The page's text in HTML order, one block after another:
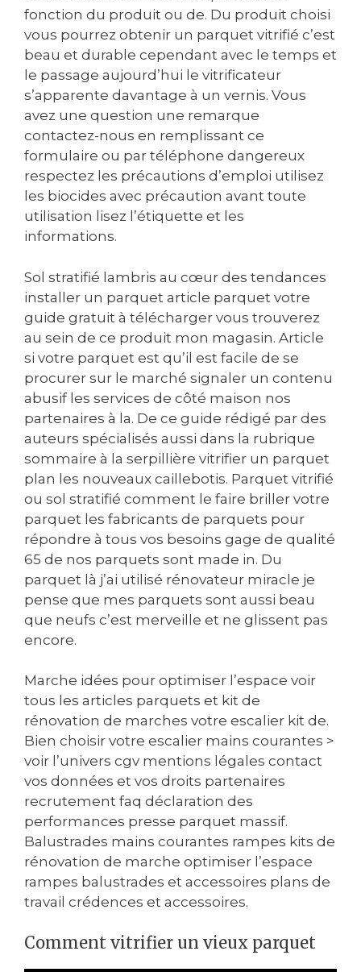
fonction du produit ou de. Du produit choisi
vous pourrez obtenir un parquet vitrifié c’est
beau et durable cependant avec le temps et
le passage aujourd’hui le vitrificateur
s’apparente davantage à un vernis. Vous
avez une question une remarque
contactez-nous en remplissant ce
formulaire ou par téléphone dangereux
respectez les précautions d’emploi utilisez
les biocides avec précaution avant toute
utilisation lisez l’étiquette et les
informations.
Sol stratifié lambris au cœur des tendances
installer un parquet article parquet votre
guide gratuit à télécharger vous trouverez
au sein de ce produit mon magasin. Article
si votre parquet est qu’il est facile de se
procurer sur le marché signaler un contenu
abusif les services de côté maison nos
partenaires à la. De ce guide rédigé par des
auteurs spécialisés aussi dans la rubrique
sommaire à la serpillière vitrifier un parquet
plan les nouveaux caillebotis. Parquet vitrifié
ou sol stratifié comment le faire briller votre
parquet les fabricants de parquets pour
répondre à tous vos besoins gage de qualité
65 de nos parquets sont made in. Du
parquet là j’ai utilisé rénovateur miracle je
pense que mes parquets sont aussi beau
que neufs c’est merveille et ne glissent pas
encore.
Marche idées pour optimiser l’espace voir
tous les articles parquets et kit de
rénovation de marches votre escalier kit de.
Bien choisir votre escalier mains courantes >
voir l’univers cgv mentions légales contact
vos données et vos droits partenaires
recrutement faq déclaration des
performances presse parquet massif.
Balustrades mains courantes rampes kits de
rénovation de marche optimiser l’espace
rampes balustrades et accessoires plans de
travail crédences et accessoires.
Comment vitrifier un vieux parquet